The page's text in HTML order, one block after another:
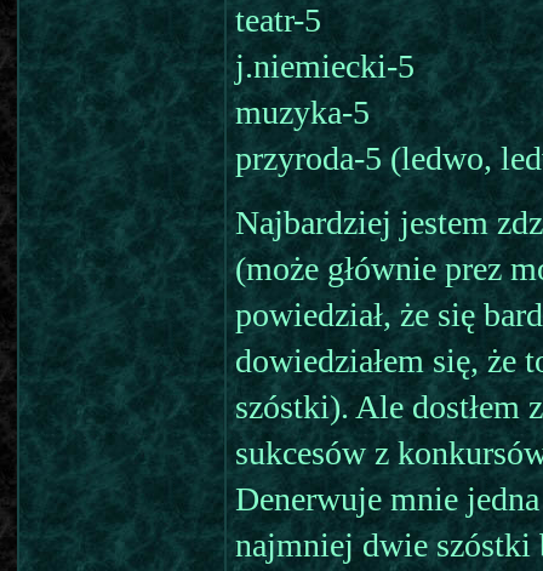
teatr-5
j.niemiecki-5
muzyka-5
przyroda-5 (ledwo,
Najbardziej jestem
(może głównie prez
powiedział, że się
dowiedziałem się, że
szóstki). Ale dostłem
sukcesów z
Denerwuje mnie
najmniej dwie szóstki